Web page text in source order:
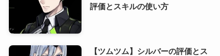
評価とスキルの使い方
【ツムツム】シルバーの評価とス